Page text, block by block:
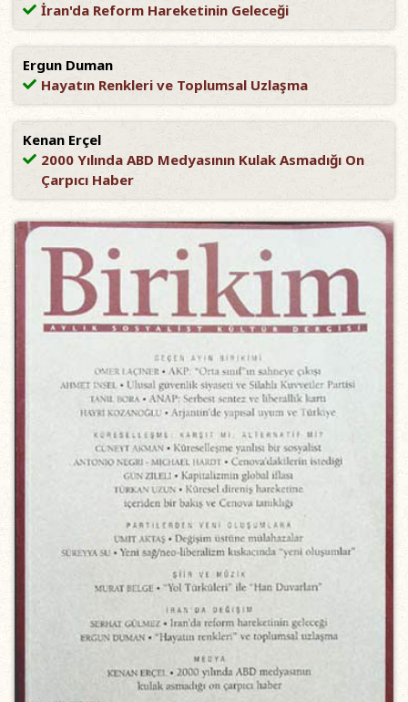
İran'da Reform Hareketinin Geleceği
Ergun Duman
Hayatın Renkleri ve Toplumsal Uzlaşma
Kenan Erçel
2000 Yılında ABD Medyasının Kulak Asmadığı On
Çarpıcı Haber